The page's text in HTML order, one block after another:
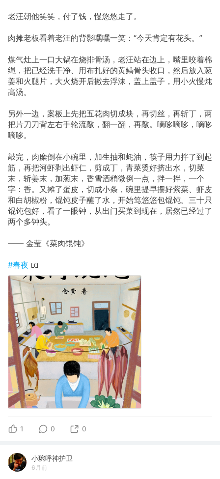
老汪朝他笑笑，付了钱，慢悠悠走了。
肉摊老板看着老汪的背影嘿嘿一笑：“今天肯定有花头。”
煤气灶上一口大锅在烧排骨汤，老汪站在边上，嘴里咬着棉
绳，把已经洗干净、用布扎好的黄鳝骨头收口，然后放入葱
姜和火腿片，大火烧开后撇去浮沫，盖上盖子，用小火慢炖
高汤。
另外一边，案板上先把五花肉切成块，再切丝，再斩丁，两
把片刀刀背左右手轮流敲，翻一翻，再敲。嘀哆嘀哆，嘀哆
嘀哆。
敲完，肉糜倒在小碗里，加生抽和蚝油，筷子用力拌了到起
筋，再把河虾剥出虾仁，剪成丁，青菜烫好挤出水，切菜
末，斩姜末，加葱末，香雪酒稍微倒一点，拌一拌，一个
字：香。又摊了蛋皮，切成小条，碗里提早摆好紫菜、虾皮
和白胡椒粉，馄饨皮子蘸了水，开始笃悠悠包馄饨。三十只
馄饨包好，看了一眼钟，从出门买菜到现在，居然已经过了
两个多钟头。
—— 金莹《菜肉馄饨》
#春夜 📖
1 0 0
小琬呼神护卫
6月前